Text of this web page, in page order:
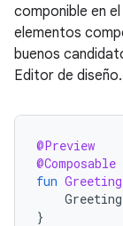
componible en
elementos
buenos
Editor de diseño.
@Preview
@Composable
fun
Greeting
}